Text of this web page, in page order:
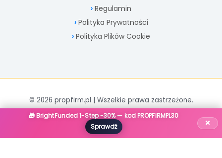
Regulamin
Polityka Prywatności
Polityka Plików Cookie
© 2026 propfirm.pl | Wszelkie prawa zastrzeżone.
🎁 BrightFunded 1-Step -30% — kod PROPFIRMPL30
Sprawdź
×